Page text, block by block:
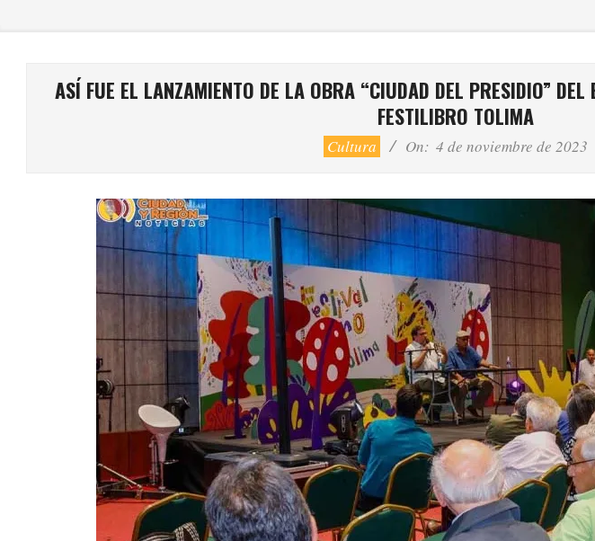
ASÍ FUE EL LANZAMIENTO DE LA OBRA “CIUDAD DEL PRESIDIO”
FESTILIBRO TOLIMA
Cultura On: 4 de noviembre de 2023